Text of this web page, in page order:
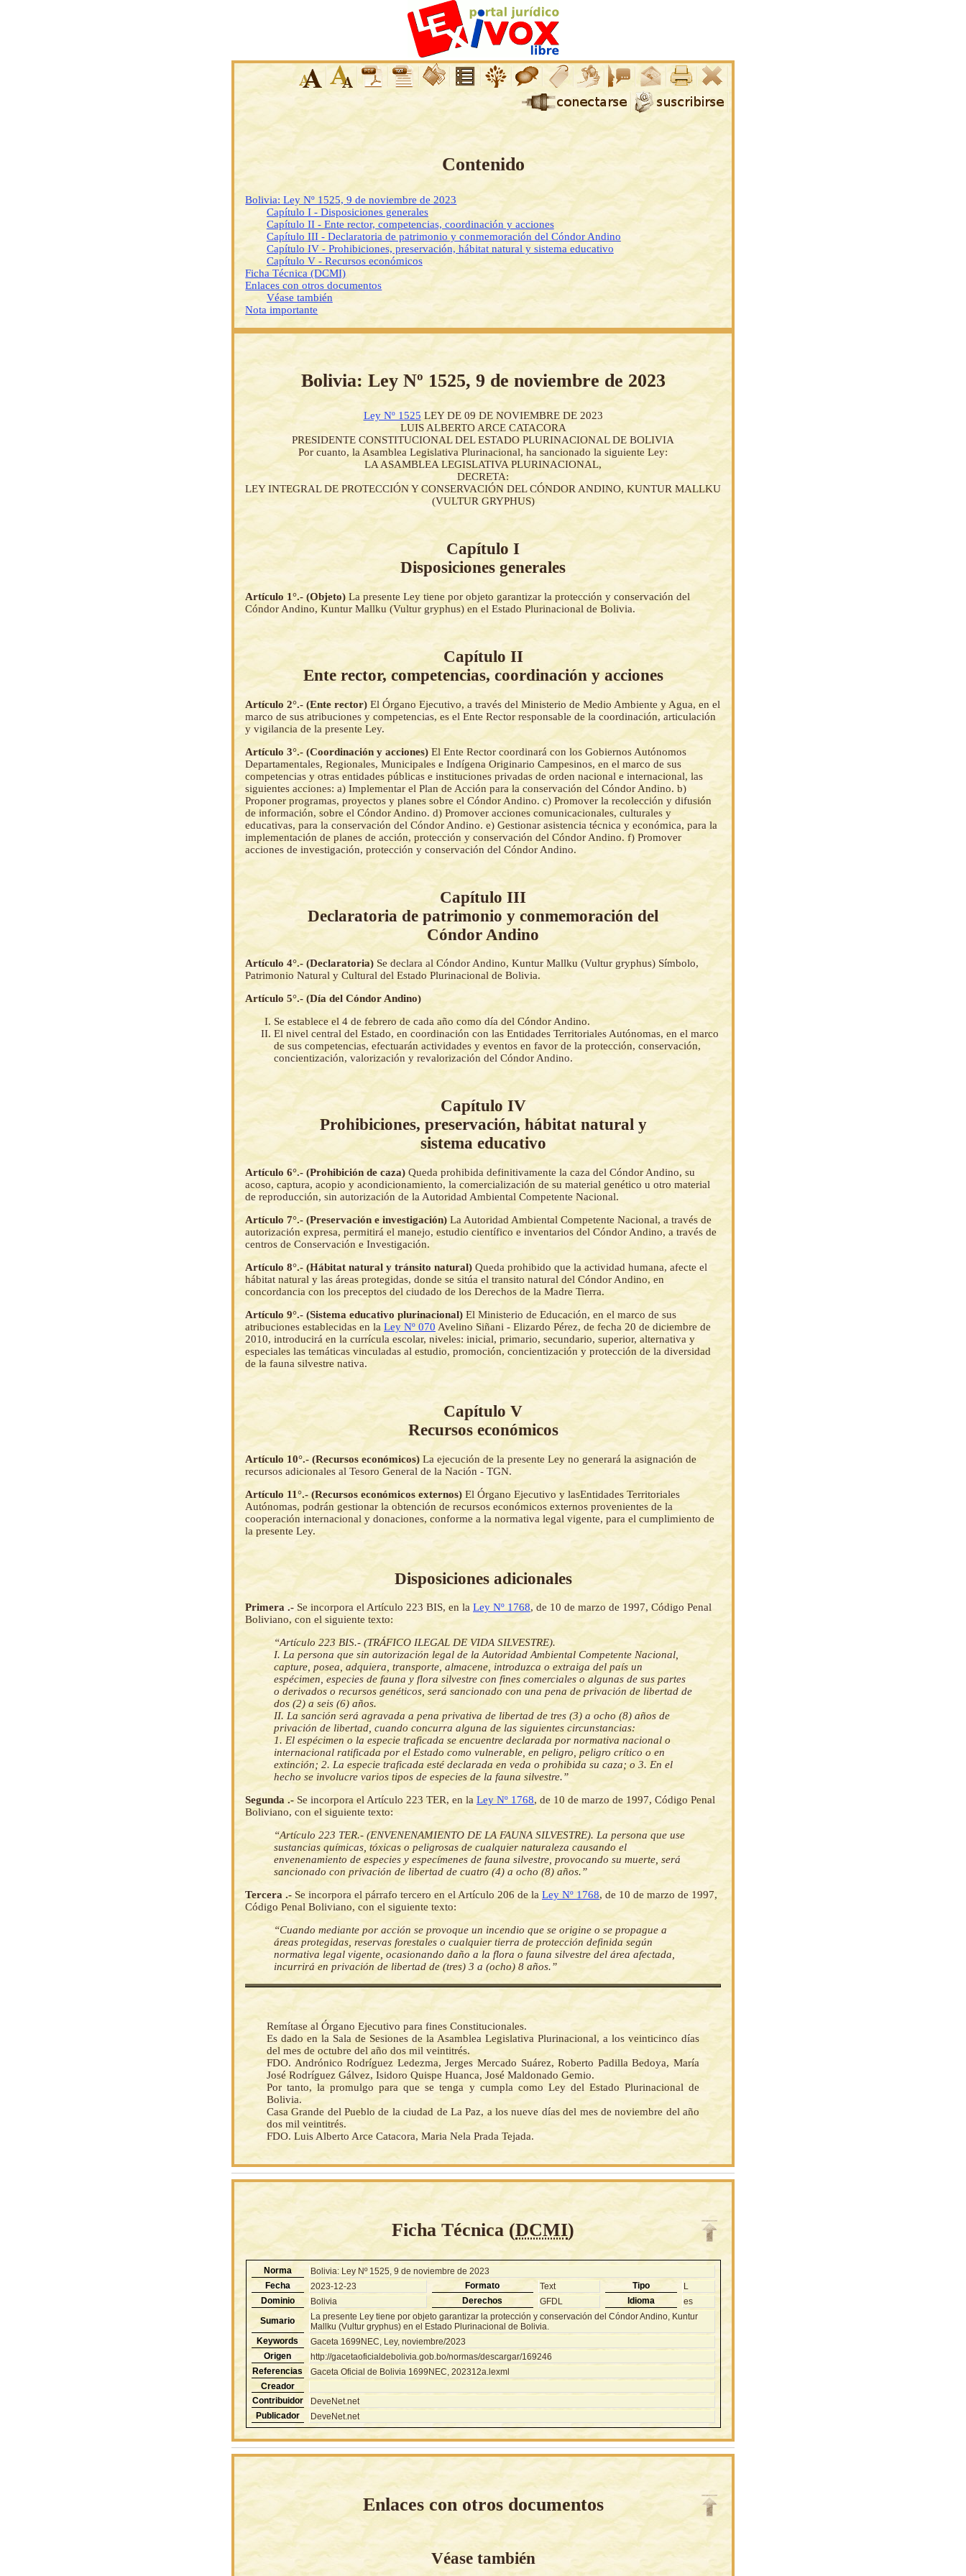
Contenido
Bolivia: Ley Nº 1525, 9 de noviembre de 2023
Capítulo I - Disposiciones generales
Capítulo II - Ente rector, competencias, coordinación y acciones
Capítulo III - Declaratoria de patrimonio y conmemoración del Cóndor Andino
Capítulo IV - Prohibiciones, preservación, hábitat natural y sistema educativo
Capítulo V - Recursos económicos
Ficha Técnica (DCMI)
Enlaces con otros documentos
Véase también
Nota importante
Bolivia: Ley Nº 1525, 9 de noviembre de 2023
Ley Nº 1525 LEY DE 09 DE NOVIEMBRE DE 2023
LUIS ALBERTO ARCE CATACORA
PRESIDENTE CONSTITUCIONAL DEL ESTADO PLURINACIONAL DE BOLIVIA
Por cuanto, la Asamblea Legislativa Plurinacional, ha sancionado la siguiente Ley:
LA ASAMBLEA LEGISLATIVA PLURINACIONAL,
DECRETA:
LEY INTEGRAL DE PROTECCIÓN Y CONSERVACIÓN DEL CÓNDOR ANDINO, KUNTUR MALLKU
(VULTUR GRYPHUS)
Capítulo I
Disposiciones generales
Artículo 1°.- (Objeto) La presente Ley tiene por objeto garantizar la protección y conservación del
Cóndor Andino, Kuntur Mallku (Vultur gryphus) en el Estado Plurinacional de Bolivia.
Capítulo II
Ente rector, competencias, coordinación y acciones
Artículo 2°.- (Ente rector) El Órgano Ejecutivo, a través del Ministerio de Medio Ambiente y Agua, en el
marco de sus atribuciones y competencias, es el Ente Rector responsable de la coordinación, articulación
y vigilancia de la presente Ley.
Artículo 3°.- (Coordinación y acciones) El Ente Rector coordinará con los Gobiernos Autónomos
Departamentales, Regionales, Municipales e Indígena Originario Campesinos, en el marco de sus
competencias y otras entidades públicas e instituciones privadas de orden nacional e internacional, las
siguientes acciones: a) Implementar el Plan de Acción para la conservación del Cóndor Andino. b)
Proponer programas, proyectos y planes sobre el Cóndor Andino. c) Promover la recolección y difusión
de información, sobre el Cóndor Andino. d) Promover acciones comunicacionales, culturales y
educativas, para la conservación del Cóndor Andino. e) Gestionar asistencia técnica y económica, para la
implementación de planes de acción, protección y conservación del Cóndor Andino. f) Promover
acciones de investigación, protección y conservación del Cóndor Andino.
Capítulo III
Declaratoria de patrimonio y conmemoración del
Cóndor Andino
Artículo 4°.- (Declaratoria) Se declara al Cóndor Andino, Kuntur Mallku (Vultur gryphus) Símbolo,
Patrimonio Natural y Cultural del Estado Plurinacional de Bolivia.
Artículo 5°.- (Día del Cóndor Andino)
Se establece el 4 de febrero de cada año como día del Cóndor Andino.
El nivel central del Estado, en coordinación con las Entidades Territoriales Autónomas, en el marco
de sus competencias, efectuarán actividades y eventos en favor de la protección, conservación,
concientización, valorización y revalorización del Cóndor Andino.
Capítulo IV
Prohibiciones, preservación, hábitat natural y
sistema educativo
Artículo 6°.- (Prohibición de caza) Queda prohibida definitivamente la caza del Cóndor Andino, su
acoso, captura, acopio y acondicionamiento, la comercialización de su material genético u otro material
de reproducción, sin autorización de la Autoridad Ambiental Competente Nacional.
Artículo 7°.- (Preservación e investigación) La Autoridad Ambiental Competente Nacional, a través de
autorización expresa, permitirá el manejo, estudio científico e inventarios del Cóndor Andino, a través de
centros de Conservación e Investigación.
Artículo 8°.- (Hábitat natural y tránsito natural) Queda prohibido que la actividad humana, afecte el
hábitat natural y las áreas protegidas, donde se sitúa el transito natural del Cóndor Andino, en
concordancia con los preceptos del ciudado de los Derechos de la Madre Tierra.
Artículo 9°.- (Sistema educativo plurinacional) El Ministerio de Educación, en el marco de sus
atribuciones establecidas en la Ley Nº 070 Avelino Siñani - Elizardo Pérez, de fecha 20 de diciembre de
2010, introducirá en la currícula escolar, niveles: inicial, primario, secundario, superior, alternativa y
especiales las temáticas vinculadas al estudio, promoción, concientización y protección de la diversidad
de la fauna silvestre nativa.
Capítulo V
Recursos económicos
Artículo 10°.- (Recursos económicos) La ejecución de la presente Ley no generará la asignación de
recursos adicionales al Tesoro General de la Nación - TGN.
Artículo 11°.- (Recursos económicos externos) El Órgano Ejecutivo y lasEntidades Territoriales
Autónomas, podrán gestionar la obtención de recursos económicos externos provenientes de la
cooperación internacional y donaciones, conforme a la normativa legal vigente, para el cumplimiento de
la presente Ley.
Disposiciones adicionales
Primera .- Se incorpora el Artículo 223 BIS, en la Ley Nº 1768, de 10 de marzo de 1997, Código Penal
Boliviano, con el siguiente texto:
“Artículo 223 BIS.- (TRÁFICO ILEGAL DE VIDA SILVESTRE).
I. La persona que sin autorización legal de la Autoridad Ambiental Competente Nacional,
capture, posea, adquiera, transporte, almacene, introduzca o extraiga del país un
espécimen, especies de fauna y flora silvestre con fines comerciales o algunas de sus partes
o derivados o recursos genéticos, será sancionado con una pena de privación de libertad de
dos (2) a seis (6) años.
II. La sanción será agravada a pena privativa de libertad de tres (3) a ocho (8) años de
privación de libertad, cuando concurra alguna de las siguientes circunstancias:
1. El espécimen o la especie traficada se encuentre declarada por normativa nacional o
internacional ratificada por el Estado como vulnerable, en peligro, peligro crítico o en
extinción; 2. La especie traficada esté declarada en veda o prohibida su caza; o 3. En el
hecho se involucre varios tipos de especies de la fauna silvestre.”
Segunda .- Se incorpora el Artículo 223 TER, en la Ley Nº 1768, de 10 de marzo de 1997, Código Penal
Boliviano, con el siguiente texto:
“Artículo 223 TER.- (ENVENENAMIENTO DE LA FAUNA SILVESTRE). La persona que use
sustancias químicas, tóxicas o peligrosas de cualquier naturaleza causando el
envenenamiento de especies y especímenes de fauna silvestre, provocando su muerte, será
sancionado con privación de libertad de cuatro (4) a ocho (8) años.”
Tercera .-Se incorpora el párrafo tercero en el Artículo 206 de la Ley Nº 1768, de 10 de marzo de 1997,
Código Penal Boliviano, con el siguiente texto:
“Cuando mediante por acción se provoque un incendio que se origine o se propague a
áreas protegidas, reservas forestales o cualquier tierra de protección definida según
normativa legal vigente, ocasionando daño a la flora o fauna silvestre del área afectada,
incurrirá en privación de libertad de (tres) 3 a (ocho) 8 años.”
Remítase al Órgano Ejecutivo para fines Constitucionales.
Es dado en la Sala de Sesiones de la Asamblea Legislativa Plurinacional, a los veinticinco días
del mes de octubre del año dos mil veintitrés.
FDO. Andrónico Rodríguez Ledezma, Jerges Mercado Suárez, Roberto Padilla Bedoya, María
José Rodríguez Gálvez, Isidoro Quispe Huanca, José Maldonado Gemio.
Por tanto, la promulgo para que se tenga y cumpla como Ley del Estado Plurinacional de
Bolivia.
Casa Grande del Pueblo de la ciudad de La Paz, a los nueve días del mes de noviembre del año
dos mil veintitrés.
FDO. Luis Alberto Arce Catacora, Maria Nela Prada Tejada.
Ficha Técnica (DCMI)
Norma
Bolivia: Ley Nº 1525, 9 de noviembre de 2023
Fecha
2023-12-23 Formato Text Tipo
L
Dominio
Bolivia Derechos GFDL Idioma
es
Sumario
La presente Ley tiene por objeto garantizar la protección y conservación del Cóndor Andino, Kuntur
Mallku (Vultur gryphus) en el Estado Plurinacional de Bolivia.
Keywords
Gaceta 1699NEC, Ley, noviembre/2023
Origen
http://gacetaoficialdebolivia.gob.bo/normas/descargar/169246
Referencias
Gaceta Oficial de Bolivia 1699NEC, 202312a.lexml
Creador
Contribuidor
DeveNet.net
Publicador
DeveNet.net
Enlaces con otros documentos
Véase también